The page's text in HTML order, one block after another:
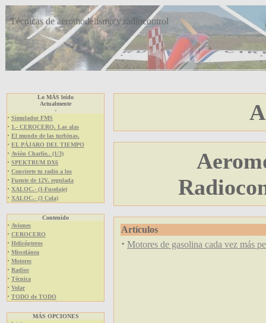
Técnicas de aeromodelismo y radiocontrol
Lo MÁS leído
Actualmente
-
· Simulador FMS
· 1.- CEROCERO. Las alas
· El mundo de las turbinas.
· EL PÁJARO DEL TIEMPO
· Avión Charlie.. (1/3)
· SPEKTRUM DX6
· Convierte tu radio a los
· Fuente de 12V. regulada
· XALOC.- (1-Fuselaje)
· XALOC.- (3 Cola)
Contenido
· Aviones
· CEROCERO
· Helicópteros
· Miscelánea
· Motores
· Radios
· Técnica
· Volar
· TODO de TODO
MÁS OPCIONES
Artículos
· Motores de gasolina cada vez más